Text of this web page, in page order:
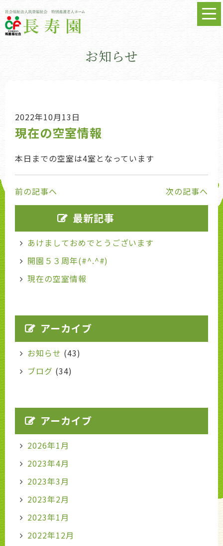
お知らせ
2022年10月13日
現在の空室情報
本日までの空室は4室となっています
前の記事へ 次の記事へ
最新記事
あけましておめでとうございます
開園５３周年(#^.^#)
現在の空室情報
アーカイブ
お知らせ (43)
ブログ (34)
アーカイブ
2026年1月
2023年4月
2023年3月
2023年2月
2023年1月
2022年12月